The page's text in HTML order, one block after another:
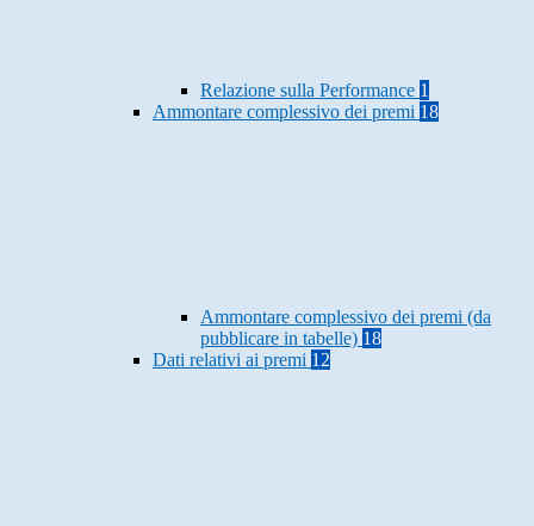
Relazione sulla Performance 1
Ammontare complessivo dei premi 18
Ammontare complessivo dei premi (da
pubblicare in tabelle) 18
Dati relativi ai premi 12